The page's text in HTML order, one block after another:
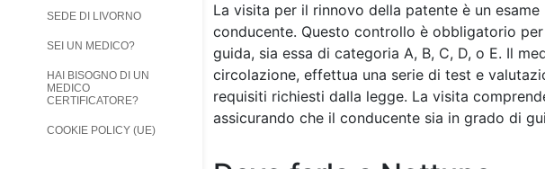
SEDE DI LIVORNO
SEI UN MEDICO?
HAI BISOGNO DI UN
MEDICO
CERTIFICATORE?
COOKIE POLICY (UE)
La visita per il rinnovo della patente è un
conducente. Questo controllo è obbligatorio
guida, sia essa di categoria A, B, C, D, o E. Il
circolazione, effettua una serie di test e
requisiti richiesti dalla legge. La visita
assicurando che il conducente sia in grado di